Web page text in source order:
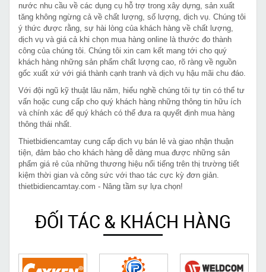
nước nhu cầu về các dụng cụ hỗ trợ trong xây dựng, sản xuất
tăng không ngừng cả về chất lượng, số lượng, dịch vụ. Chúng tôi
ý thức được rằng, sự hài lòng của khách hàng về chất lượng,
dịch vụ và giá cả khi chọn mua hàng online là thước đo thành
công của chúng tôi. Chúng tôi xin cam kết mang tới cho quý
khách hàng những sản phẩm chất lượng cao, rõ ràng về nguồn
gốc xuất xứ với giá thành cạnh tranh và dịch vụ hậu mãi chu đáo.
Với đội ngũ kỹ thuật lâu năm, hiểu nghề chúng tôi tự tin có thể tư
vấn hoặc cung cấp cho quý khách hàng những thông tin hữu ích
và chính xác để quý khách có thể đưa ra quyết định mua hàng
thông thái nhất.
Thietbidiencamtay cung cấp dịch vụ bán lẻ và giao nhận thuận
tiện, đảm bảo cho khách hàng dễ dàng mua được những sản
phẩm giá rẻ của những thương hiệu nổi tiếng trên thị trường tiết
kiệm thời gian và công sức với thao tác cực kỳ đơn giản.
thietbidiencamtay.com - Nâng tầm sự lựa chọn!
ĐỐI TÁC & KHÁCH HÀNG